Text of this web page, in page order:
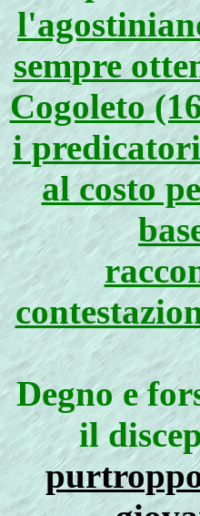
sempre
Cogoleto
i
al costo
Degno e
il